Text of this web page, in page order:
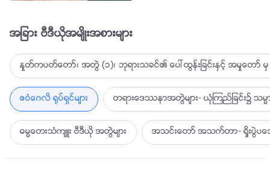
အျခား ဗီဒီယိုအမ်ိဳးအစားမ်ား
ႏႈတ္ကပတ္ေတာ္၊ အတြဲ (၁)၊ ဘုရားသခင္၏ ေပၚထြန္းျခင္းႏွင့္ အမႈေတာ္ မွ
ဧဝံေဂလိ ႐ုပ္ရွင္မ်ား တရားေဒႆနာအတြဲမ်ား- ယုံၾကည္ျခင္း၌ သမၼာတ
ဓမၼေတးသံက်ဴး ဗီဒီယို အတြဲမ်ား အသင္းေတာ္ အသက္တာ- ရႈိးပြဲ